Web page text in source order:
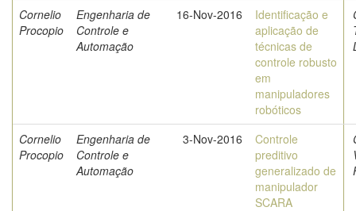
Cornelio
Procopio
Engenharia de
Controle e
Automação
16-Nov-2016
Identificação e
aplicação de
técnicas de
controle robusto
em
manipuladores
robóticos
Cornelio
Procopio
Engenharia de
Controle e
Automação
3-Nov-2016
Controle
preditivo
generalizado de
manipulador
SCARA